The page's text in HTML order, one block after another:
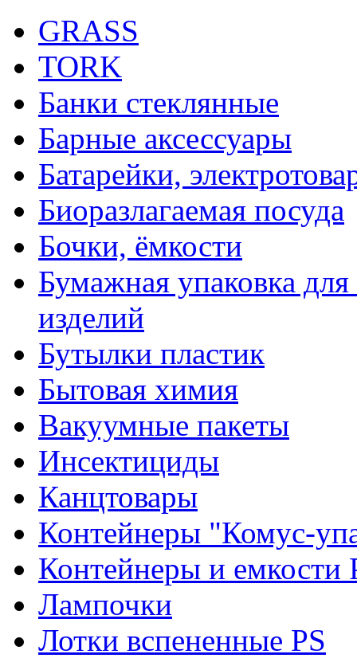
GRASS
TORK
Банки стеклянные
Барные аксессуары
Батарейки,
Биоразлагаемая посуда
Бочки, ёмкости
Бумажная упаковка
изделий
Бутылки пластик
Бытовая химия
Вакуумные пакеты
Инсектициды
Канцтовары
Контейнеры "Комус-
Контейнеры и емкости
Лампочки
Лотки вспененные PS